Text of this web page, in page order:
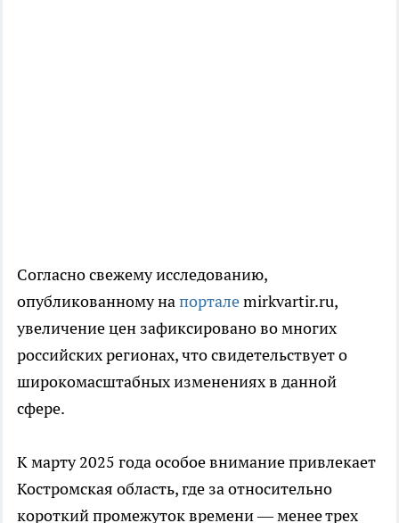
Согласно свежему исследованию,
опубликованному напорталеmirkvartir.ru,
увеличение цен зафиксировано во многих
российских регионах, что свидетельствует о
широкомасштабных изменениях в данной
сфере.
К марту 2025 года особое внимание привлекает
Костромская область, где за относительно
короткий промежуток времени — менее трех